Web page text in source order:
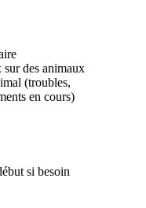
sur des animaux
(troubles,
en cours)
si besoin